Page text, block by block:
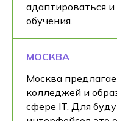
адаптироваться и
обучения.
МОСКВА
Москва
колледжей и
сфере IT. Для